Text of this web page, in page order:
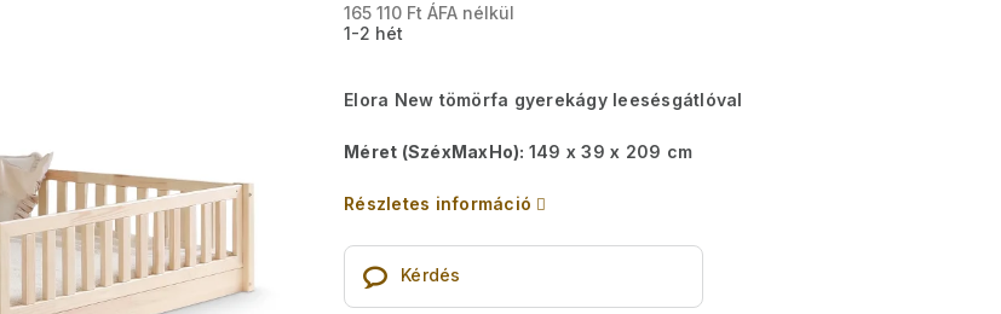
165 110 Ft ÁFA nélkül
1-2 hét
Elora New tömörfa gyerekágy leesésgátlóval
Méret (SzéxMaxHo): 149 x 39 x 209 cm
Részletes információ
Kérdés